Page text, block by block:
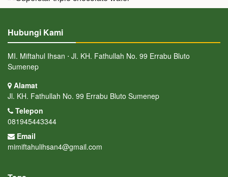
Hubungi Kami
MI. Miftahul Ihsan ⋅ Jl. KH. Fathullah No. 99 Errabu Bluto
Sumenep
Alamat
Jl. KH. Fathullah No. 99 Errabu Bluto Sumenep
Telepon
081945443344
Email
mimiftahulihsan4@gmail.com